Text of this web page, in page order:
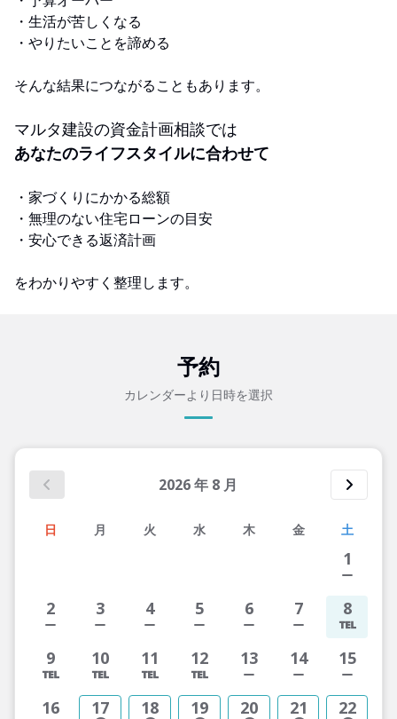
・生活が苦しくなる
・やりたいことを諦める
そんな結果につながることもあります。
マルタ建設の資金計画相談では
あなたのライフスタイルに合わせて
・家づくりにかかる総額
・無理のない住宅ローンの目安
・安心できる返済計画
をわかりやすく整理します。
予約
カレンダーより日時を選択
2026年 8 月
日 月 火 水 木 金 土
1
2 3 4 5 6 7 8
9 10 11 12 13 14 15
16 17 18 19 20 21 22